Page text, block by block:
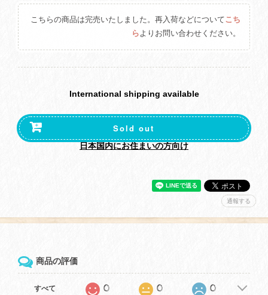
こちらの商品は完売いたしました。再入荷などについてこち
らよりお問い合わせください。
International shipping available
Sold out
日本国内にお住まいの方向け
通報する
商品の評価
すべて 0 0 0